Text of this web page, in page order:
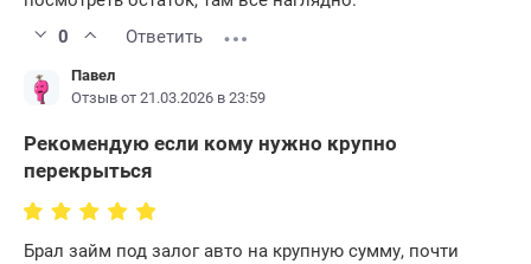
0
Ответить
Павел
Отзыв от 21.03.2026 в 23:59
Рекомендую если кому нужно крупно
перекрыться
Брал займ под залог авто на крупную сумму, почти